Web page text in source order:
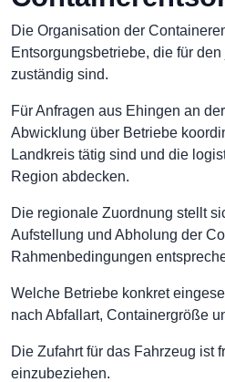
Die Organisation der
Entsorgungsbetriebe, die für
zuständig sind.
Für Anfragen aus Ehingen an
Abwicklung über Betriebe
Landkreis tätig sind und die
Region abdecken.
Die regionale Zuordnung stellt
Aufstellung und Abholung der
Rahmenbedingungen
Welche Betriebe konkret
nach Abfallart, Containergröße
Die Zufahrt für das Fahrzeug ist
einzubeziehen.